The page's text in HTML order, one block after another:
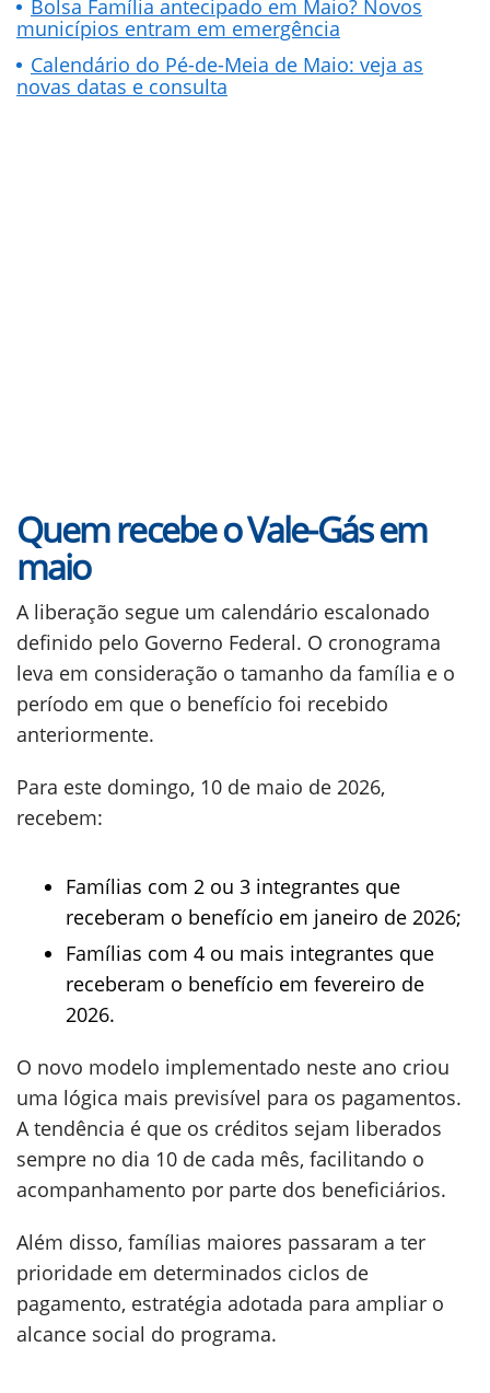
Bolsa Família antecipado em Maio? Novos
municípios entram em emergência
Calendário do Pé-de-Meia de Maio: veja as
novas datas e consulta
Quem recebe o Vale-Gás em
maio
A liberação segue um calendário escalonado
definido pelo Governo Federal. O cronograma
leva em consideração o tamanho da família e o
período em que o benefício foi recebido
anteriormente.
Para este domingo, 10 de maio de 2026,
recebem:
Famílias com 2 ou 3 integrantes que
receberam o benefício em janeiro de 2026;
Famílias com 4 ou mais integrantes que
receberam o benefício em fevereiro de
2026.
O novo modelo implementado neste ano criou
uma lógica mais previsível para os pagamentos.
A tendência é que os créditos sejam liberados
sempre no dia 10 de cada mês, facilitando o
acompanhamento por parte dos beneficiários.
Além disso, famílias maiores passaram a ter
prioridade em determinados ciclos de
pagamento, estratégia adotada para ampliar o
alcance social do programa.